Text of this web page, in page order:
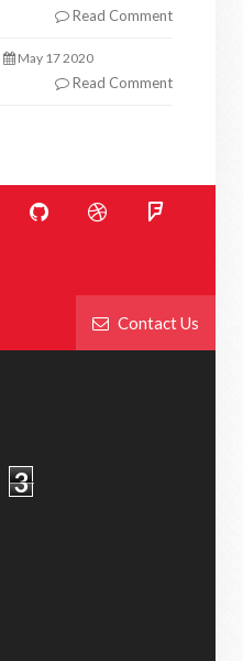
Read Comment
May 17 2020
Read Comment
Contact Us
3